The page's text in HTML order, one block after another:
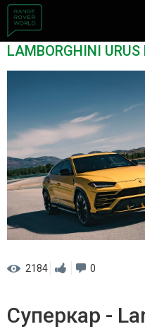
LAMBORGHINI
2184 0
Суперкар -